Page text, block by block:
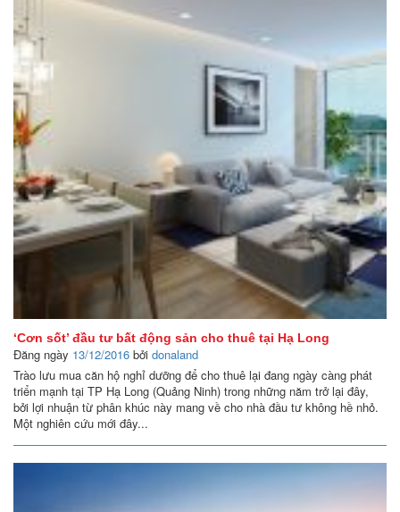
‘Cơn sốt’ đầu tư bất động sản cho thuê tại Hạ Long
Đăng ngày 13/12/2016 bởi donaland
Trào lưu mua căn hộ nghỉ dưỡng để cho thuê lại đang ngày càng phát
triển mạnh tại TP Hạ Long (Quảng Ninh) trong những năm trở lại đây,
bởi lợi nhuận từ phân khúc này mang về cho nhà đầu tư không hề nhỏ.
Một nghiên cứu mới đây...